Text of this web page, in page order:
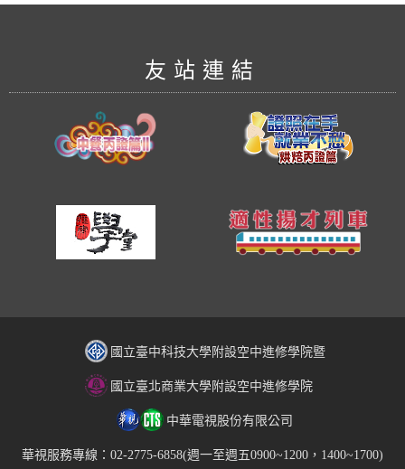
友站連結
國立臺中科技大學附設空中進修學院暨
國立臺北商業大學附設空中進修學院
中華電視股份有限公司
華視服務專線：02-2775-6858(週一至週五0900~1200，1400~1700)